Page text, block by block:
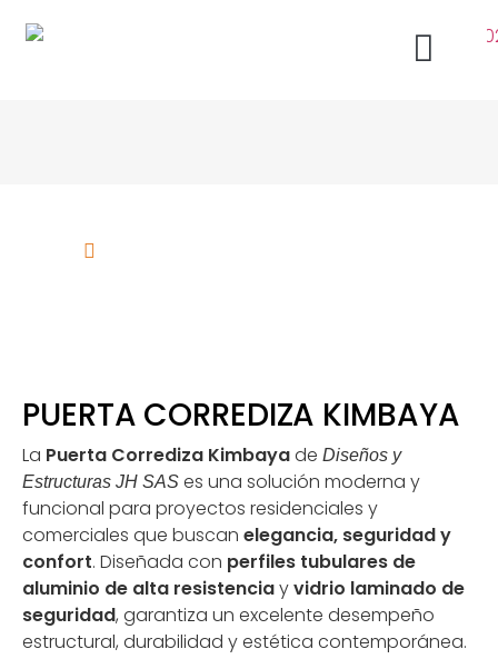
Puerta Corrediza
PUERTA CORREDIZA KIMBAYA
La Puerta Corrediza Kimbayade Diseños y
Estructuras JH SAS es una solución moderna y
funcional para proyectos residenciales y
comerciales que buscan elegancia, seguridad y
confort. Diseñada con perfiles tubulares de
aluminio de alta resistenciayvidrio laminado de
seguridad, garantiza un excelente desempeño
estructural, durabilidad y estética contemporánea.